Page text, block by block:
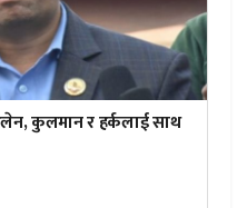
कुलमान र हर्कलाई साथ